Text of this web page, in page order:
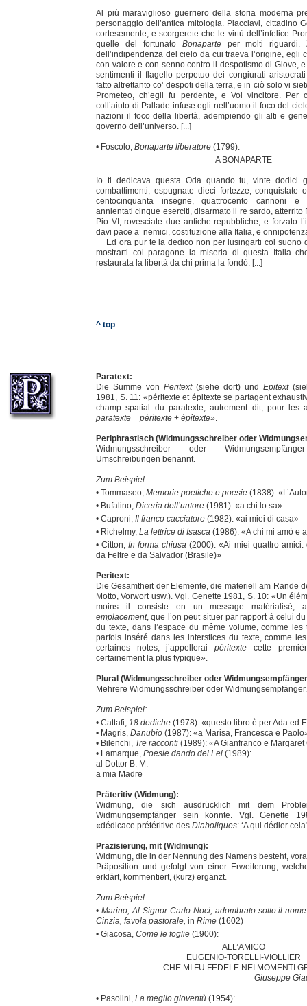
Al più maraviglioso guerriero della storia moderna
personaggio dell’antica mitologia. Piacciavi, cittadino
cortesemente, e scorgerete che le virtù dell’infelice
quelle del fortunato Bonaparteper molti riguardi.
dell’indipendenza del cielo da cui traeva l’origine, egli
con valore e con senno contro il despotismo di Giove,
sentimenti il flagello perpetuo dei congiurati aristocrati
fatto altrettanto co’ despoti della terra, e in ciò solo vi
Prometeo, ch’egli fu perdente, e Voi vincitore. Per
coll’aiuto di Pallade infuse egli nell’uomo il foco del
nazioni il foco della libertà, adempiendo gli alti e
governo dell’universo. [...]
• Foscolo, Bonaparte liberatore (1799):
A BONAPARTE
Io ti dedicava questa Oda quando tu, vinte dodici
combattimenti, espugnate dieci fortezze, conquistate
centocinquanta insegne, quattrocento cannoni e
annientati cinque eserciti, disarmato il re sardo, atterrito
Pio VI, rovesciate due antiche repubbliche, e forzato
davi pace a’ nemici, costituzione alla Italia, e
Ed ora pur te la dedico non per lusingarti col suono
mostrarti col paragone la miseria di questa Italia
restaurata la libertà da chi prima la fondò. [...]
^ top
Paratext:
Die Summe von Peritext(siehe dort) und Epitext
1981, S. 11: «péritexte et épitexte se partagent
champ spatial du paratexte; autrement dit, pour les
paratexte = péritexte + épitexte».
Periphrastisch (Widmungsschreiber oder
Widmungsschreiber oder
Umschreibungen benannt.
Zum Beispiel:
• Tommaseo, Memorie poetiche e poesie (1838):
• Bufalino, Diceria dell’untore (1981): «a chi lo sa»
• Caproni, Il franco cacciatore (1982): «ai miei di casa»
• Richelmy, La lettrice di Isasca (1986): «A chi mi amò e
• Citton,In forma chiusa (2000): «Ai miei quattro amici:
da Feltre e da Salvador (Brasile)»
Peritext:
Die Gesamtheit der Elemente, die materiell am Rande
Motto, Vorwort usw.). Vgl. Genette 1981, S. 10: «Un
moins il consiste en un message matérialisé,
emplacement, que l’on peut situer par rapport à celui
du texte, dans l’espace du même volume, comme
parfois inséré dans les interstices du texte, comme
certaines notes; j’appelleraipéritexte cette
certainement la plus typique».
Plural (Widmungsschreiber oder
Mehrere Widmungsschreiber oder Widmungsempfänger.
Zum Beispiel:
• Cattafi, 18 dediche (1978): «questo libro è per Ada ed
• Magris, Danubio (1987): «a Marisa, Francesca e
• Bilenchi, Tre racconti (1989): «A Gianfranco e Margaret
• Lamarque, Poesie dando del Lei (1989):
al Dottor B. M.
a mia Madre
Präteritiv (Widmung):
Widmung, die sich ausdrücklich mit dem
Widmungsempfänger sein könnte. Vgl. Genette
«dédicace prétéritive des Diaboliques: ‘A qui dédier
Präzisierung, mit (Widmung):
Widmung, die in der Nennung des Namens besteht,
Präposition und gefolgt von einer Erweiterung,
erklärt, kommentiert, (kurz) ergänzt.
Zum Beispiel:
• Marino, Al Signor Carlo Noci, adombrato sotto il
Cinzia, favola pastorale, in Rime (1602)
• Giacosa, Come le foglie (1900):
ALL’AMICO
EUGENIO-TORELLI-VIOLLIER
CHE MI FU FEDELE NEI MOMENTI
Giuseppe
• Pasolini, La meglio gioventù (1954):